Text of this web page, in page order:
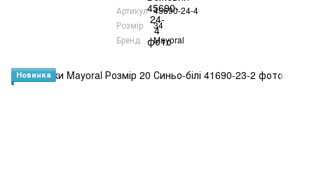
Артикул 45690-24-4
Розмір
34
Бренд
Mayoral
Новинка